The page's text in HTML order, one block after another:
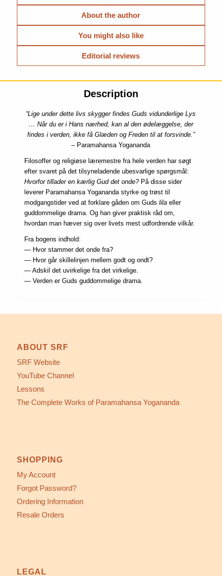
About the author
You might also like
Editorial reviews
Description
“Lige under dette livs skygger findes Guds vidunderlige Lys
… Når du er i Hans nærhed, kan al den ødelæggelse, der
findes i verden, ikke få Glæden og Freden til at forsvinde.”
– Paramahansa Yogananda
Filosoffer og religiøse læremestre fra hele verden har søgt
efter svaret på det tilsyneladende ubesvarlige spørgsmål:
Hvorfor tillader en kærlig Gud det onde?På disse sider
leverer Paramahansa Yogananda styrke og trøst til
modgangstider ved at forklare gåden om Guds lilaeller
guddommelige drama. Og han giver praktisk råd om,
hvordan man hæver sig over livets mest udfordrende vilkår.
Fra bogens indhold:
— Hvor stammer det onde fra?
— Hvor går skillelinjen mellem godt og ondt?
— Adskil det uvirkelige fra det virkelige.
— Verden er Guds guddommelige drama.
ABOUT SRF
SRF Website
YouTube Channel
Lessons
The Complete Works of Paramahansa Yogananda
SHOPPING
My Account
Forgot Password?
Ordering Information
Resale Orders
LEGAL